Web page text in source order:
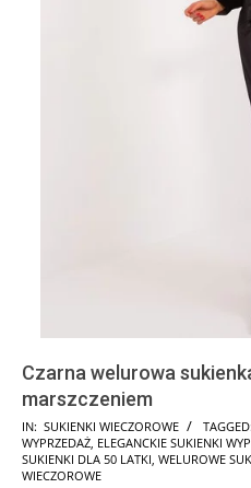
Czarna welurowa
marszczeniem
2024-
09-
15
IN: SUKIENKI WIECZOROWE TAGGED:
WYPRZEDAŻ ELEGANCKIE SUKIENKI
SUKIENKI DLA 50 LATKI WELUROWE
WIECZOROWE